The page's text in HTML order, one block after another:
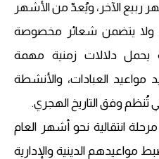
ربيع الآخر، ويُعدّ من الأشهر
ولا يتضمن شعائر مخصوصة
يحمل دلالات زمنية مهمة
مواعيد العبادات، والأنشطة
تُنظم وفق التاريخ الهجري.
انتقالية نحو أشهر العام
مواعيدهم الدينية والإدارية